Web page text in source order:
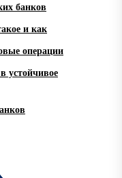
банков
и как
операции
устойчивое